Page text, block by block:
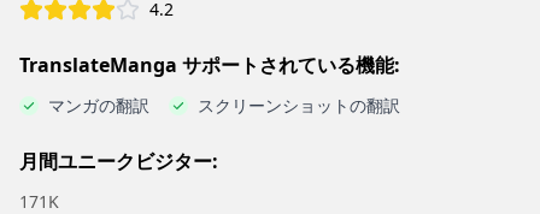
4.2
TranslateManga サポートされている機能:
マンガの翻訳 スクリーンショットの翻訳
月間ユニークビジター:
171K